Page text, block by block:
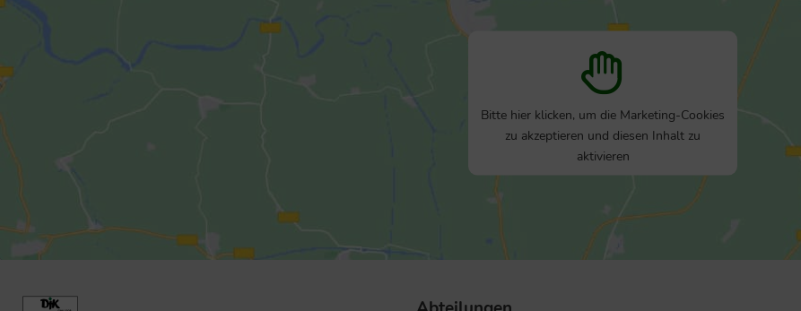
Bitte hier klicken, um die Marketing-Cookies
zu akzeptieren und diesen Inhalt zu
aktivieren